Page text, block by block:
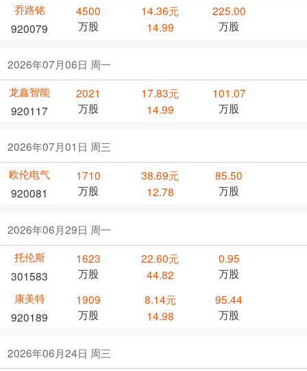
乔路铭
920079
4500
万股
14.36元
14.99
225.00
万股
2026年07月06日 周一
龙鑫智能
920117
2021
万股
17.83元
14.99
101.07
万股
2026年07月01日 周三
欧伦电气
920081
1710
万股
38.69元
12.78
85.50
万股
2026年06月29日 周一
托伦斯
301583
1623
万股
22.60元
44.82
0.95
万股
康美特
920189
1909
万股
8.14元
14.98
95.44
万股
2026年06月24日 周三